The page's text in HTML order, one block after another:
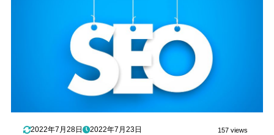
2022年7月28日 2022年7月23日 157 views